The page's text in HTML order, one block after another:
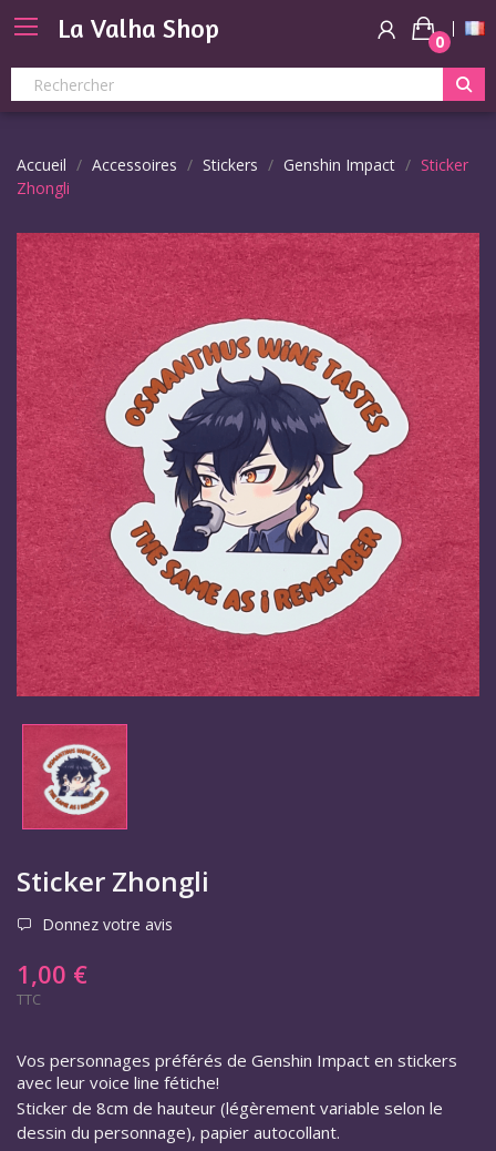
La Valha Shop 0
Accueil Accessoires Stickers Genshin Impact
Sticker
Zhongli
Sticker Zhongli
Donnez votre avis
1,00 €
TTC
Vos personnages préférés de Genshin Impact en stickers
avec leur voice line fétiche!
Sticker de 8cm de hauteur (légèrement variable selon le
dessin du personnage), papier autocollant.